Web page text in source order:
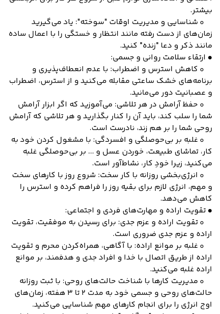
بیشتر.
◦ شناسایی و مدیریت اوقات "سوخته": یاد می‌گیرید
زمان‌های از دست رفته مانند انتظار و خستگی را با اعمال ساده
مانند ذکر و دعا "زنده" کنید.
• ارتقاء سلامت روانی و جسمی:
◦ کاهش استرس و اضطراب: با عدم انعطاف‌پذیری و
برنامه‌های خشک ساعتی مقابله می‌کنید و از استرس، اضطراب
و عصبانیت دور می‌مانید.
◦ حفظ آرامش در هر تلاشی: می‌آموزید که اگر ابزار آرامش
شما را سلب کند، باید آن را کنار بگذارید و هر تلاشی که آرامش
روحی شما را بر هم زند، نادرست است.
◦ غلبه بر بی‌حوصلگی و افسردگی: با مشغول کردن خود به
کار، تماشای طبیعت، خوردن عسل و ... بر بی‌حوصلگی غلبه
می‌کنید، زیرا خودِ کار، نشاط‌آور است.
◦ انرژی‌بخشی روزانه با کار سخت: شروع روز با کارهای سخت
و مهم، انرژی لازم برای بقیه روز را فراهم کرده و استرس را
کاهش می‌دهد.
• تقویت اراده و مهارت‌های فردی و اجتماعی:
◦ تقویت اراده و عزم جدی: برای رسیدن به موفقیت، تقویت
اراده و عزم جدی ضروری است.
◦ غلبه بر موانع اراده: با آگاهی، همراه‌کردن محرم و تقویت
اراده از طریق اتصال با خدا و افراد جدی و هدفمند، بر موانع
اراده غلبه می‌کنید.
◦ مدیریت کارها با شناخت حالت‌های روحی: با ثبت روزانه
حالت‌های روحی و جسمی خود به مدت 2 تا 3 هفته، زمان‌های
اوج انرژی را برای انجام کارهای مهم شناسایی می‌کنید.